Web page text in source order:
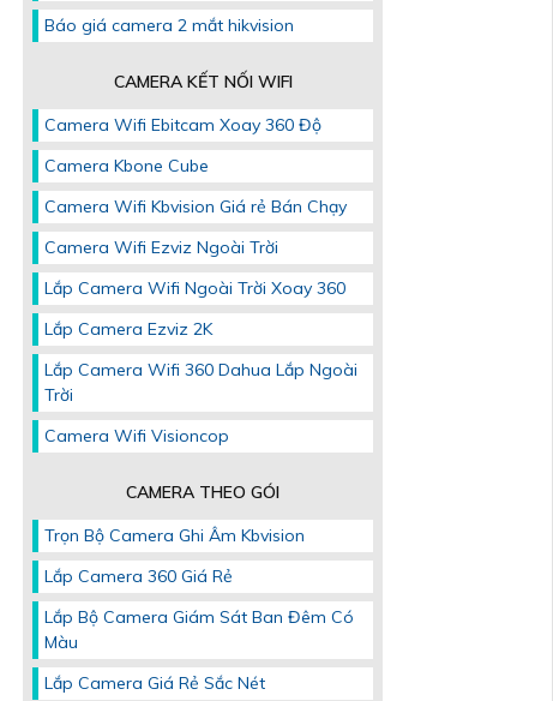
Báo giá camera 2 mắt hikvision
CAMERA KẾT NỐI WIFI
Camera Wifi Ebitcam Xoay 360 Độ
Camera Kbone Cube
Camera Wifi Kbvision Giá rẻ Bán Chạy
Camera Wifi Ezviz Ngoài Trời
Lắp Camera Wifi Ngoài Trời Xoay 360
Lắp Camera Ezviz 2K
Lắp Camera Wifi 360 Dahua Lắp Ngoài
Trời
Camera Wifi Visioncop
CAMERA THEO GÓI
Trọn Bộ Camera Ghi Âm Kbvision
Lắp Camera 360 Giá Rẻ
Lắp Bộ Camera Giám Sát Ban Đêm Có
Màu
Lắp Camera Giá Rẻ Sắc Nét